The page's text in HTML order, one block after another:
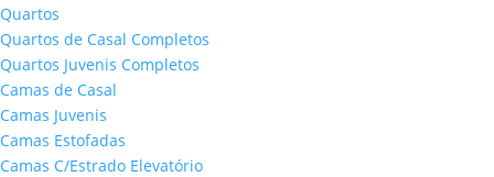
Quartos
Quartos de Casal Completos
Quartos Juvenis Completos
Camas de Casal
Camas Juvenis
Camas Estofadas
Camas C/Estrado Elevatório